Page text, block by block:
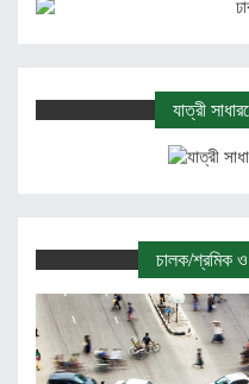
যাত্রী
চালক/শ্রমিক